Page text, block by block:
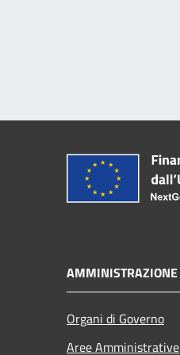
AMMINISTRAZIONE
Organi di Governo
Aree Amministrative